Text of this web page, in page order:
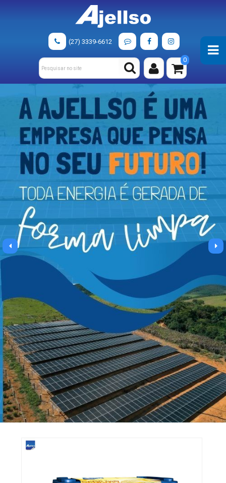
(27) 3339-6612
0